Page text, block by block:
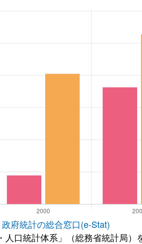
政府統計の総合窓口(e-Stat)
人口統計体系」（総務省統計局）